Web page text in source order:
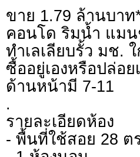
ขาย 1.79 ล้านบาท
คอนโด ริมน้ำ แม
ทำเลเลียบรั้ว มช.
ซื้ออยู่เองหรือปล่อ
ด้านหน้ามี 7-11
.
รายละเอียดห้อง
- พื้นที่ใช้สอย 28 ต